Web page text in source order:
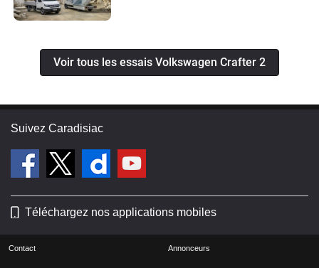
Voir tous les essais Volkswagen Crafter 2
Suivez Caradisiac
Téléchargez nos applications mobiles
Contact Annonceurs